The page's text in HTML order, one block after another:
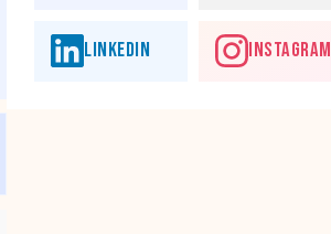
LINKEDIN INSTAGRAM